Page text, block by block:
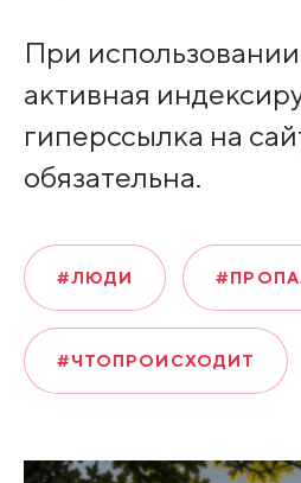
При
активная
гиперссылка на
обязательна.
#ЛЮДИ
#ЧТОПРОИСХОДИТ